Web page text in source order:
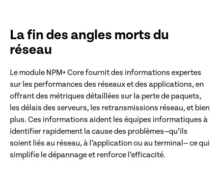
La fin des angles morts du
réseau
Le module NPM+ Core fournit des informations expertes
sur les performances des réseaux et des applications, en
offrant des métriques détaillées sur la perte de paquets,
les délais des serveurs, les retransmissions réseau, et bien
plus. Ces informations aident les équipes informatiques à
identifier rapidement la cause des problèmes—qu’ils
soient liés au réseau, à l’application ou au terminal— ce qui
simplifie le dépannage et renforce l’efficacité.